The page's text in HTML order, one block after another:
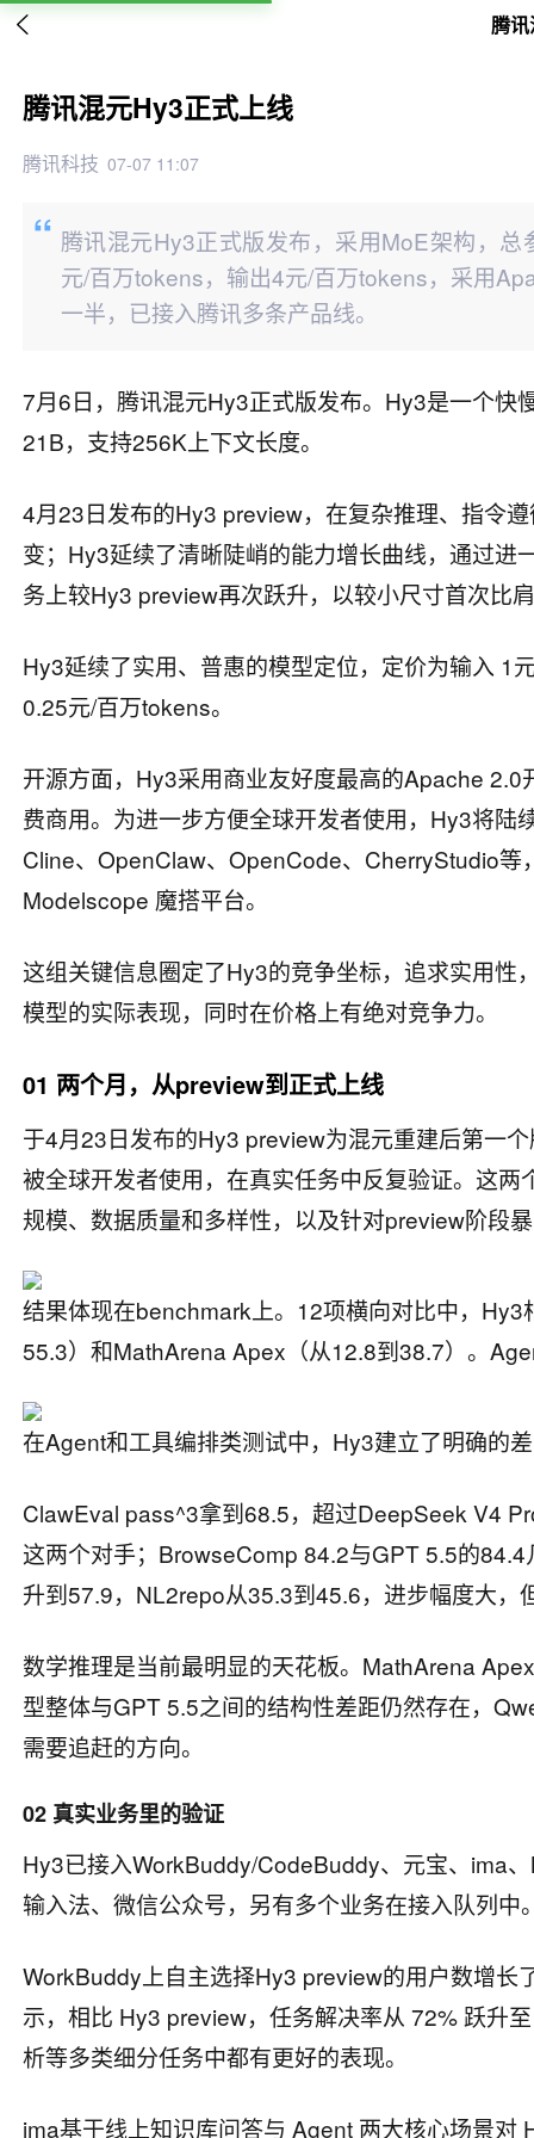
 腾讯
腾讯混元Hy3正式上线
腾讯科技 07-07 11:07
腾讯混元Hy3正式版发布，采用MoE架构，
元/百万tokens，输出4元/百万tokens，采用
一半，已接入腾讯多条产品线。
7月6日，腾讯混元Hy3正式版发布。Hy3是一个
21B，支持256K上下文长度。
4月23日发布的Hy3 preview，在复杂推理、指令
变；Hy3延续了清晰陡峭的能力增长曲线，通过
务上较Hy3 preview再次跃升，以较小尺寸首次比
Hy3延续了实用、普惠的模型定位，定价为输入 1
0.25元/百万tokens。
开源方面，Hy3采用商业友好度最高的Apache
费商用。为进一步方便全球开发者使用，Hy3将
Cline、OpenClaw、OpenCode、CherryStudio
Modelscope 魔搭平台。
这组关键信息圈定了Hy3的竞争坐标，追求实用
模型的实际表现，同时在价格上有绝对竞争力。
01 两个月，从preview到正式上线
于4月23日发布的Hy3 preview为混元重建后第一
被全球开发者使用，在真实任务中反复验证。这
规模、数据质量和多样性，以及针对preview阶段
结果体现在benchmark上。12项横向对比中，
55.3）和MathArena Apex（从12.8到38.7）。
在Agent和工具编排类测试中，Hy3建立了明确的
ClawEval pass^3拿到68.5，超过DeepSeek V4
这两个对手；BrowseComp 84.2与GPT 5.5的
升到57.9，NL2repo从35.3到45.6，进步幅度大
数学推理是当前最明显的天花板。MathArena
型整体与GPT 5.5之间的结构性差距仍然存在，
需要追赶的方向。
02 真实业务里的验证
Hy3已接入WorkBuddy/CodeBuddy、元宝、ima
输入法、微信公众号，另有多个业务在接入队列中
WorkBuddy上自主选择Hy3 preview的用户数增
示，相比 Hy3 preview，任务解决率从 72% 跃升
析等多类细分任务中都有更好的表现。
ima基于线上知识库问答与 Agent 两大核心场景